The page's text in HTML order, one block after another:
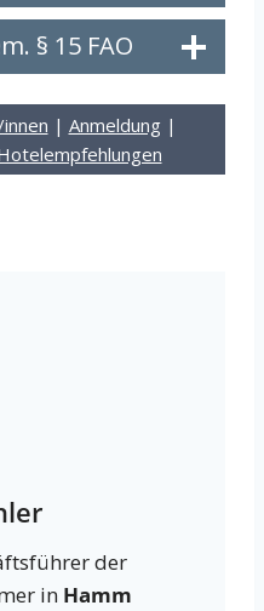
§ 15 FAO
| Anmeldung|
der
in Hamm